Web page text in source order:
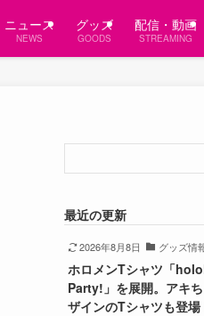
ニュース
NEWS
グッズ
GOODS
配信・動画
STREAMING
最近の更新
2026年8月8日 グッズ情
ホロメンTシャツ「
Party!」を展開。アキ
ザインのTシャツも登場